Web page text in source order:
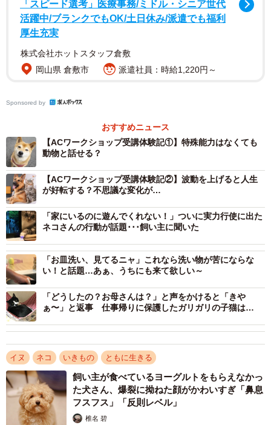
コトちゃんは女王様タイプでやんちゃな一面もある猫
それはロールちゃんのときも同じで、ACで受け取った内
容を飼い主さんに一つひとつ答え合わせしてもらうと…。
①ママが大好きで、かまってほしいときはじーっと目を
見て手でちょんちょんと合図する⇒私のことが大好きで“ス
トーカー”です。かまってほしいときにかかわらず、私をじ
ーっと見ています。ボールやおもちゃで遊んでほしいとき
はくわえて持ってきて、前足で私の手をガリガリします。
②ドッグカフェなどへのお出掛けが好き。そのときカー
トに乗る⇒お出掛けはあまりしないのですが、たまに出掛
けたときは楽しそうにしているので好きだと思います。カ
ートには乗ったことがありません。
③腰から右足にかけて少し痛みが伝わってきた。だから
「スピード選考」医療事務/ミドル・シニア世代
活躍中/ブランクでもOK/土日休み/派遣でも福利
厚生充実
株式会社ホットスタッフ倉敷
岡山県 倉敷市
派遣社員：時給1,220円～
Sponsored by
おすすめニュース
【ACワークショップ受講体験記①】特殊能力はなくても
動物と話せる？
【ACワークショップ受講体験記②】波動を上げると人生
が好転する？不思議な変化が…
「家にいるのに遊んでくれない！」ついに実力行使に出た
ネコさんの行動が話題･･･飼い主に聞いた
「お皿洗い、見てるニャ」これなら洗い物が苦にならな
い！と話題…あぁ、うちにも来て欲しい～
「どうしたの？お母さんは？」と声をかけると「きや
ぁ〜」と返事 仕事帰りに保護したガリガリの子猫は…
イヌ ネコ いきもの ともに生きる
飼い主が食べているヨーグルトをもらえなかっ
た犬さん、爆裂に拗ねた顔がかわいすぎ「鼻息
フスフス」「反則レベル」
椎名 碧